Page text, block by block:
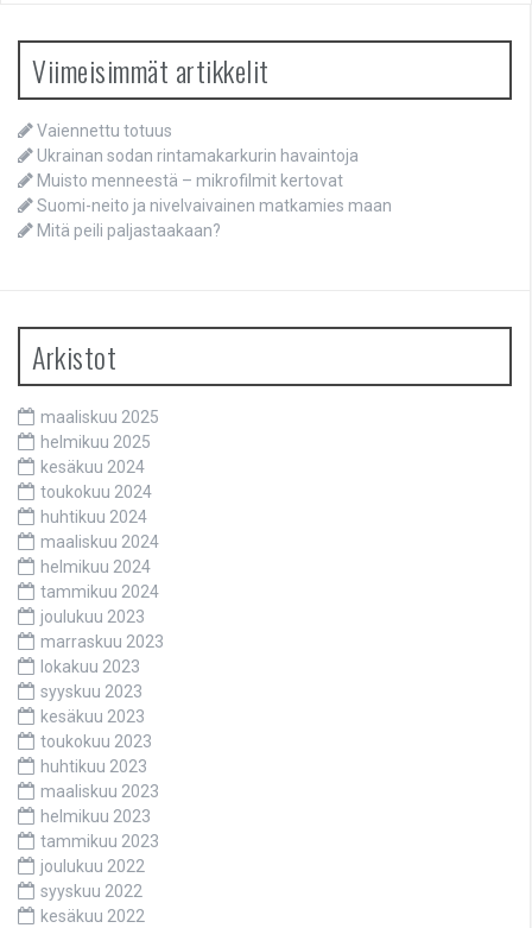
Viimeisimmät artikkelit
Vaiennettu totuus
Ukrainan sodan rintamakarkurin havaintoja
Muisto menneestä – mikrofilmit kertovat
Suomi-neito ja nivelvaivainen matkamies maan
Mitä peili paljastaakaan?
Arkistot
maaliskuu 2025
helmikuu 2025
kesäkuu 2024
toukokuu 2024
huhtikuu 2024
maaliskuu 2024
helmikuu 2024
tammikuu 2024
joulukuu 2023
marraskuu 2023
lokakuu 2023
syyskuu 2023
kesäkuu 2023
toukokuu 2023
huhtikuu 2023
maaliskuu 2023
helmikuu 2023
tammikuu 2023
joulukuu 2022
syyskuu 2022
kesäkuu 2022